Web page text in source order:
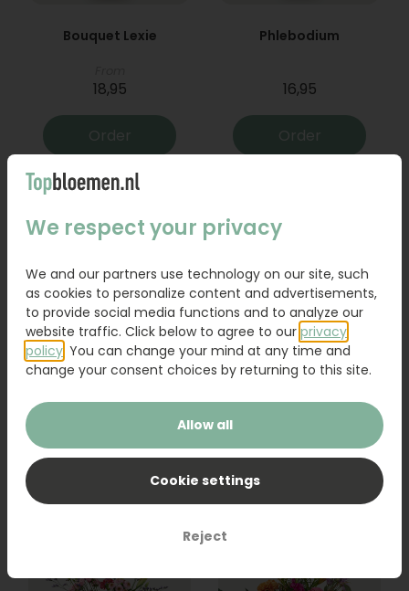
Bouquet Lexie
18,95
Order
Phlebodium
16,95
Order
Bouquet Raya Sanseveria
We respect your privacy
We and our partners use technology on our site, such
as cookies to personalize content and advertisements,
to provide social media functions and to analyze our
website traffic. Click below to agree to our privacy
policy . You can change your mind at any time and
change your consent choices by returning to this site.
Allow all
Cookie settings
Reject